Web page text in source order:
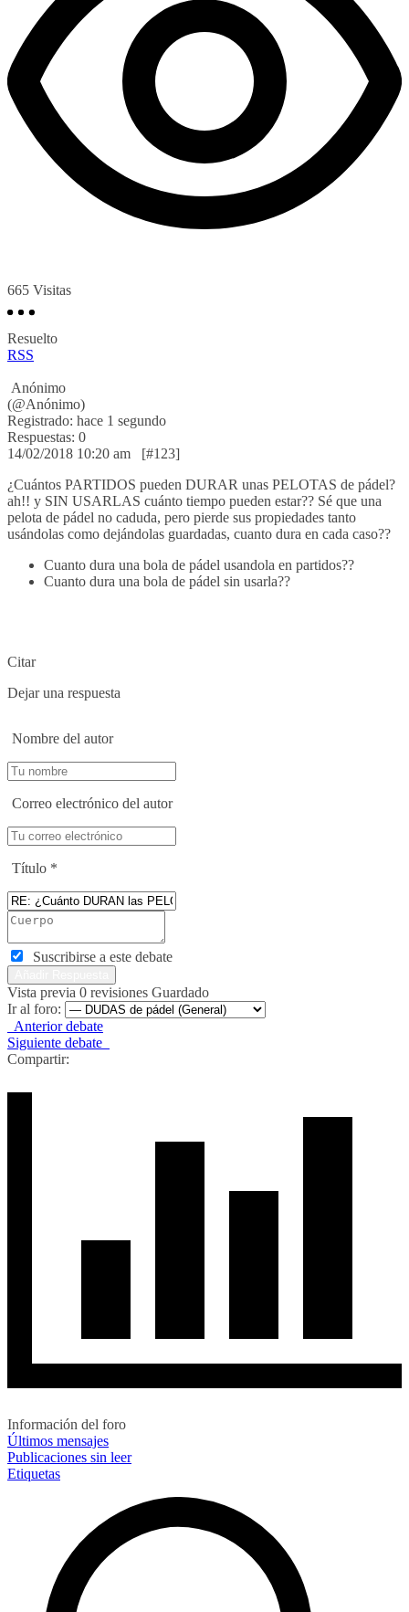
665 Visitas
Resuelto
RSS
Anónimo
(@Anónimo)
Registrado: hace 1 segundo
Respuestas: 0
14/02/2018 10:20 am
[#123]
¿Cuántos PARTIDOS pueden DURAR unas PELOTAS de pádel?
ah!! y SIN USARLAS cuánto tiempo pueden estar?? Sé que una
pelota de pádel no caduda, pero pierde sus propiedades tanto
usándolas como dejándolas guardadas, cuanto dura en cada caso??
Cuanto dura una bola de pádel usandola en partidos??
Cuanto dura una bola de pádel sin usarla??
Citar
Dejar una respuesta
Nombre del autor
Correo electrónico del autor
Título *
Suscribirse a este debate
Vista previa 0 revisiones Guardado
Ir al foro:
Anterior debate
Siguiente debate
Compartir:
Información del foro
Últimos mensajes
Publicaciones sin leer
Etiquetas